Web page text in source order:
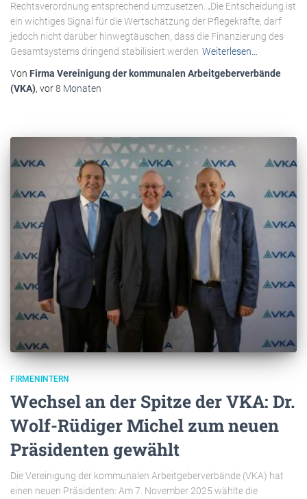
Rechtsverordnung entsprechend umzusetzen. „Die Entscheidung ist
ein wichtiges Signal für die Wertschätzung der Pflegekräfte, darf
jedoch nicht darüber hinwegtäuschen, dass die Finanzierung des
Gesamtsystems dringend stabilisiert werden Weiterlesen…
Von Firma Vereinigung der kommunalen Arbeitgeberverbände
(VKA), vor8 Monaten
FIRMENINTERN
Wechsel an der Spitze der VKA: Dr.
Wolf-Rüdiger Michel zum neuen
Präsidenten gewählt
Die Vereinigung der kommunalen Arbeitgeberverbände (VKA) hat
einen neuen Präsidenten: Am 7. November 2025 wählte die